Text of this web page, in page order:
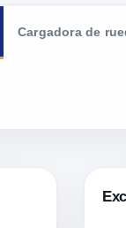
Cargadora de